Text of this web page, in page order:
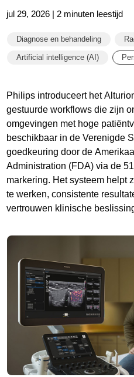
jul 29, 2026 | 2 minuten leestijd
Diagnose en behandeling
Artificial intelligence (AI)
Philips introduceert het
gestuurde workflows die zijn
omgevingen met hoge
beschikbaar in de Verenigde
goedkeuring door de
Administration (FDA) via de
markering. Het systeem helpt
te werken, consistente
vertrouwen klinische